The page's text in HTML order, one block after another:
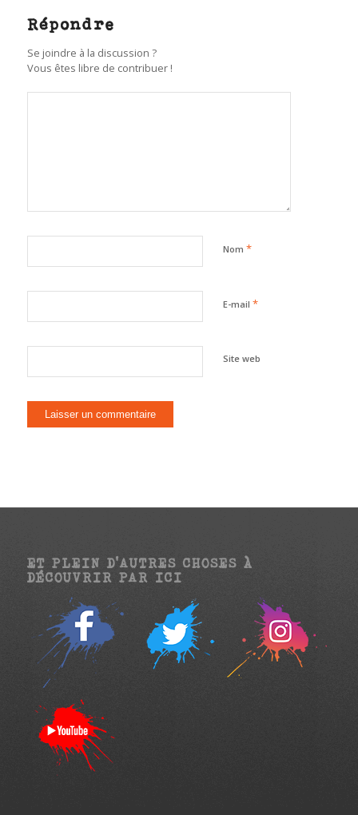
Répondre
Se joindre à la discussion ?
Vous êtes libre de contribuer !
Nom *
E-mail *
Site web
ET PLEIN D’AUTRES CHOSES À
DÉCOUVRIR PAR ICI